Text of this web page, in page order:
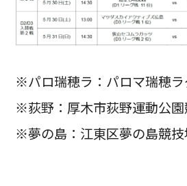
※パロ瑞穂ラ：パロマ瑞穂
※荻野：厚木市荻野運動公
※夢の島：江東区夢の島競技